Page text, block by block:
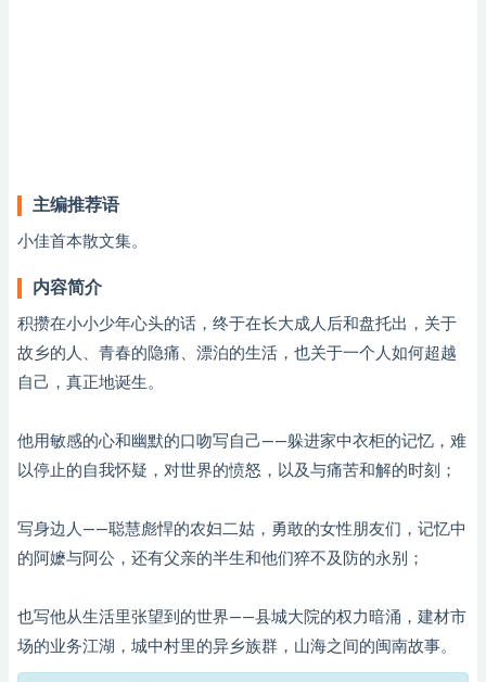
主编推荐语
小佳首本散文集。
内容简介
积攒在小小少年心头的话，终于在长大成人后和盘托出，关于
故乡的人、青春的隐痛、漂泊的生活，也关于一个人如何超越
自己，真正地诞生。
他用敏感的心和幽默的口吻写自己——躲进家中衣柜的记忆，难
以停止的自我怀疑，对世界的愤怒，以及与痛苦和解的时刻；
写身边人——聪慧彪悍的农妇二姑，勇敢的女性朋友们，记忆中
的阿嬷与阿公，还有父亲的半生和他们猝不及防的永别；
也写他从生活里张望到的世界——县城大院的权力暗涌，建材市
场的业务江湖，城中村里的异乡族群，山海之间的闽南故事。